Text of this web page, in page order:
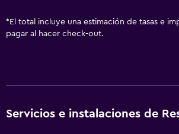
* El total incluye una estimación de tasas e
pagar al hacer check-out.
Servicios e instalaciones de